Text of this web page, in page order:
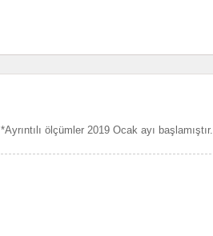
*Ayrıntılı ölçümler 2019 Ocak ayı başlamıştır.